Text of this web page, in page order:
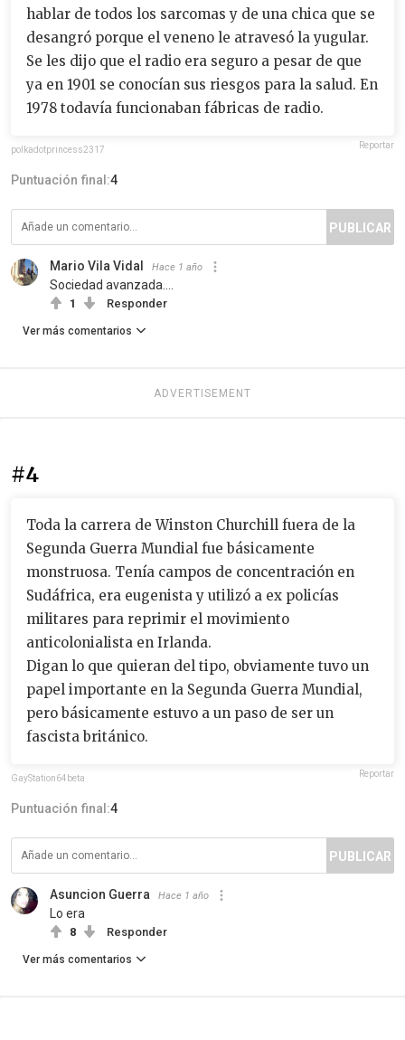
hablar de todos los sarcomas y de una chica que se
desangró porque el veneno le atravesó la yugular.
Se les dijo que el radio era seguro a pesar de que
ya en 1901 se conocían sus riesgos para la salud. En
1978 todavía funcionaban fábricas de radio.
polkadotprincess2317 Reportar
Puntuación final:4
PUBLICAR
Mario Vila Vidal Hace 1 año
Sociedad avanzada....
1 Responder
Ver más comentarios
ADVERTISEMENT
#4
Toda la carrera de Winston Churchill fuera de la
Segunda Guerra Mundial fue básicamente
monstruosa. Tenía campos de concentración en
Sudáfrica, era eugenista y utilizó a ex policías
militares para reprimir el movimiento
anticolonialista en Irlanda.
Digan lo que quieran del tipo, obviamente tuvo un
papel importante en la Segunda Guerra Mundial,
pero básicamente estuvo a un paso de ser un
fascista británico.
GayStation64beta Reportar
Puntuación final:4
PUBLICAR
Asuncion Guerra Hace 1 año
Lo era
8 Responder
Ver más comentarios